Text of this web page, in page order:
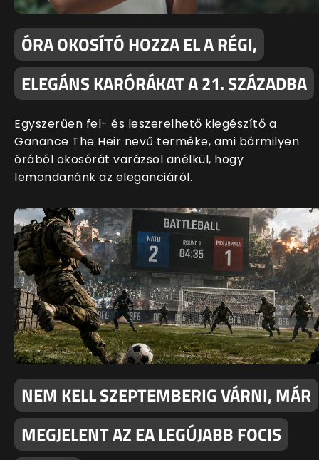
ÓRA OKOSÍTÓ HOZZA EL A RÉGI,
ELEGÁNS KARÓRÁKAT A 21. SZÁZADBA
Egyszerűen fel- és leszerelhető kiegészítő a
Ganance The Heir nevű terméke, ami bármilyen
órából okosórát varázsol anélkül, hogy
lemondanánk az eleganciáról.
NEM KELL SZEPTEMBERIG VÁRNI, MÁR
MEGJELENT AZ EA LEGÚJABB FOCIS